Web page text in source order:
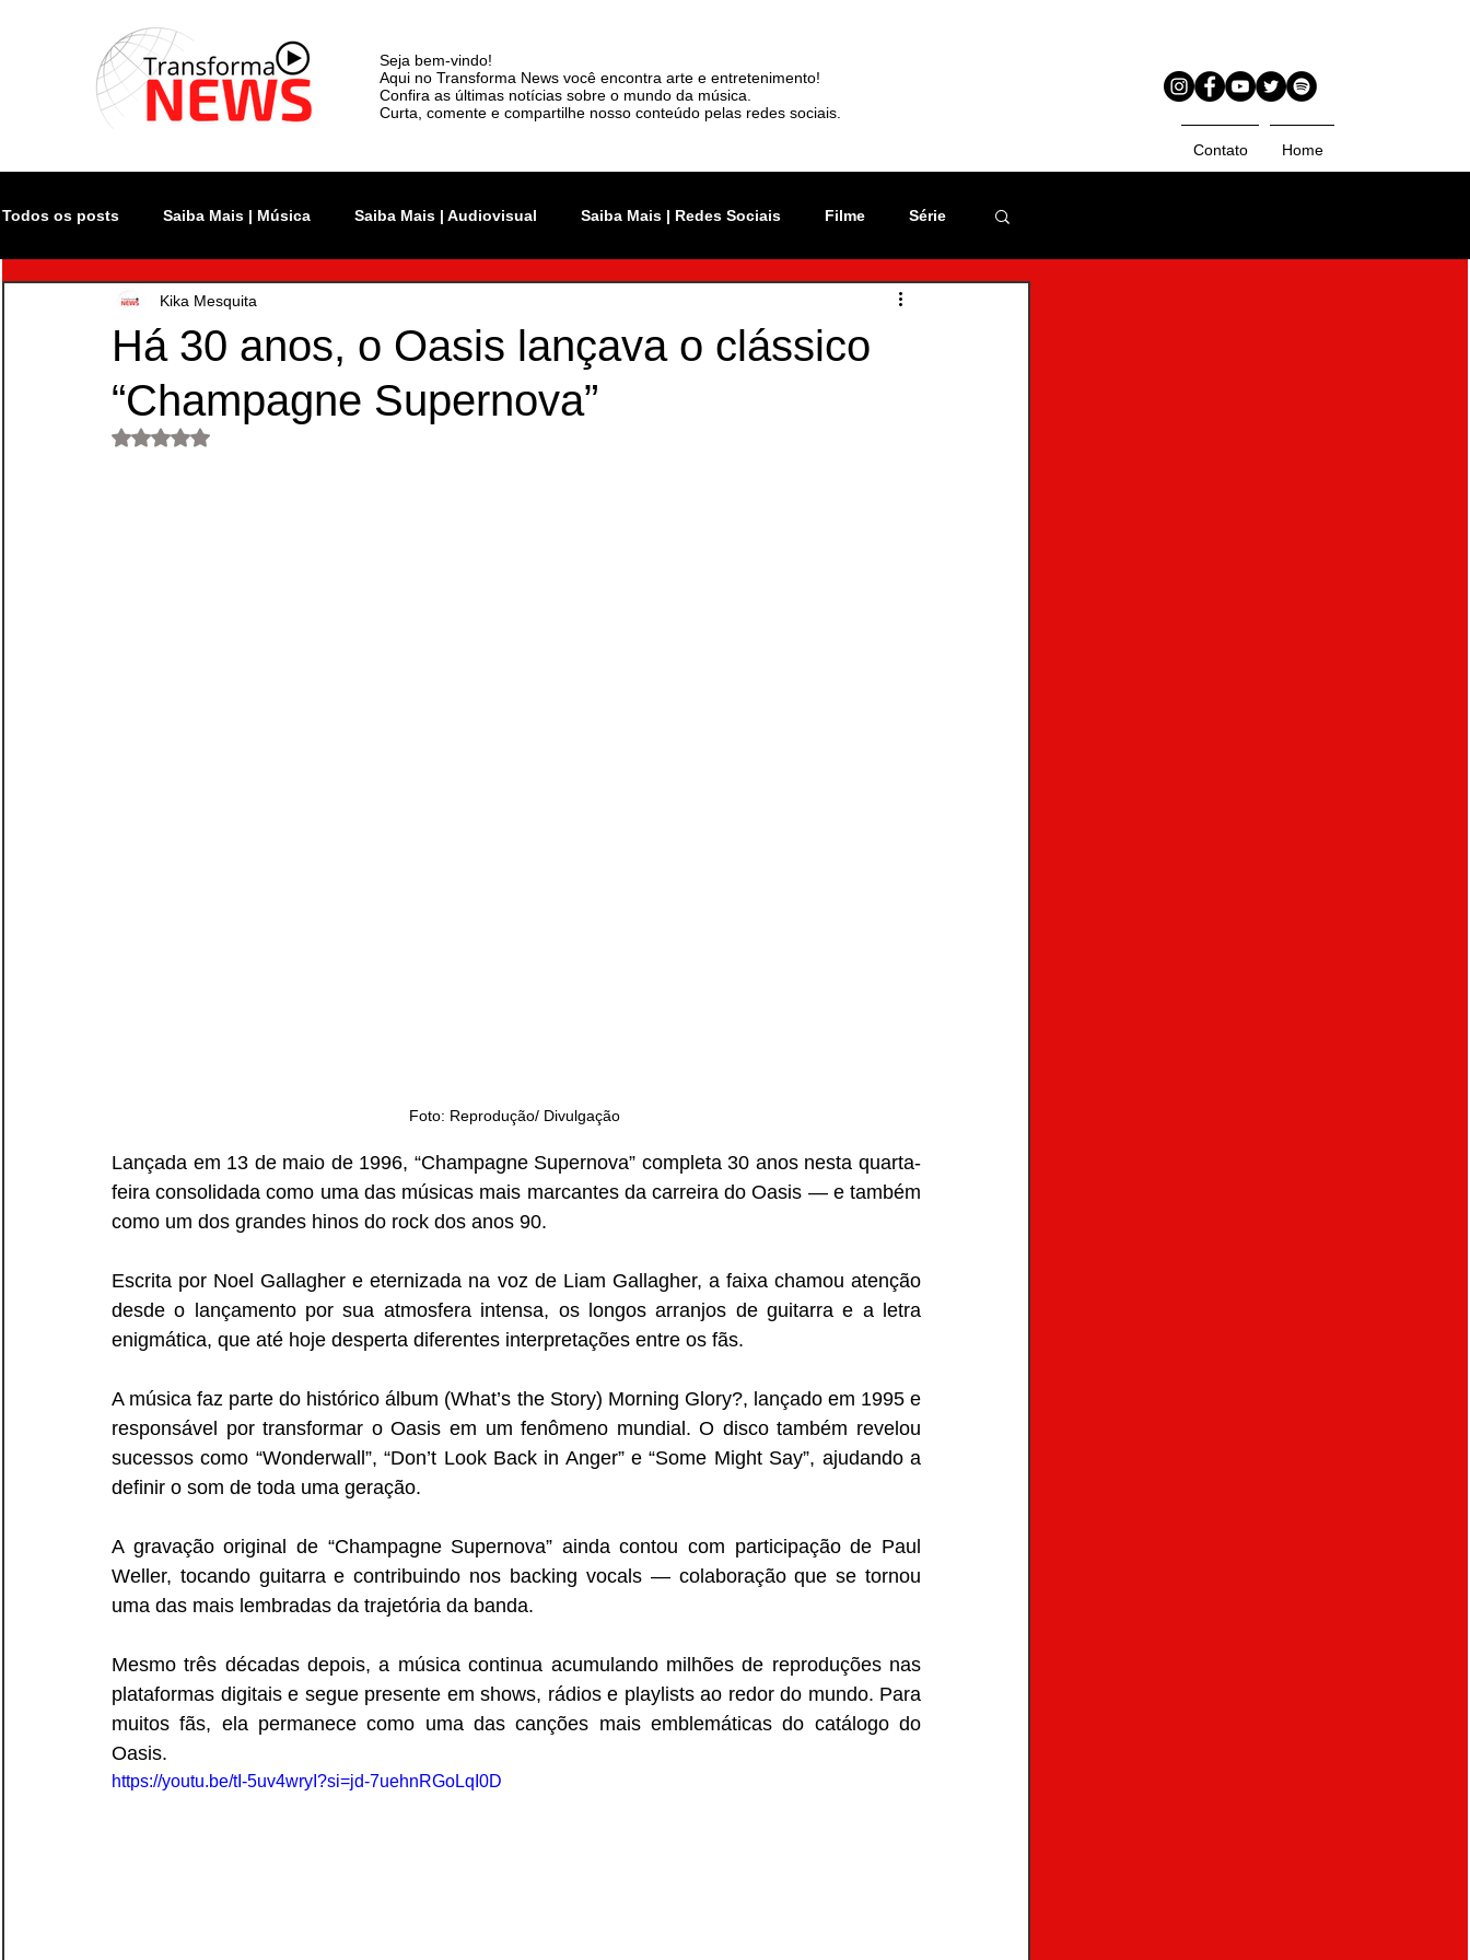
Seja bem-vindo!
Aqui no Transforma News você encontra arte e entretenimento!
Confira as últimas notícias sobre o mundo da música.
Curta, comente e compartilhe nosso conteúdo pelas redes sociais.
Contato Home
Todos os posts Saiba Mais | Música Saiba Mais | Audiovisual Saiba Mais | Redes Sociais Filme Série
Atualidade Rock In Rio
Monsters of Rock SP The Town Lollapalooza Brasil News
Há 30 anos, o Oasis lançava o clássico
“Champagne Supernova”
Kika Mesquita
Avaliado com NaN de 5 estrelas.
Foto: Reprodução/ Divulgação
Lançada em 13 de maio de 1996, “Champagne Supernova” completa 30 anos nesta quarta-
feira consolidada como uma das músicas mais marcantes da carreira do Oasis — e também
como um dos grandes hinos do rock dos anos 90.
Escrita por Noel Gallagher e eternizada na voz de Liam Gallagher, a faixa chamou atenção
desde o lançamento por sua atmosfera intensa, os longos arranjos de guitarra e a letra
enigmática, que até hoje desperta diferentes interpretações entre os fãs.
A música faz parte do histórico álbum (What’s the Story) Morning Glory?, lançado em 1995 e
responsável por transformar o Oasis em um fenômeno mundial. O disco também revelou
sucessos como “Wonderwall”, “Don’t Look Back in Anger” e “Some Might Say”, ajudando a
definir o som de toda uma geração.
A gravação original de “Champagne Supernova” ainda contou com participação de Paul
Weller, tocando guitarra e contribuindo nos backing vocals — colaboração que se tornou
uma das mais lembradas da trajetória da banda.
Mesmo três décadas depois, a música continua acumulando milhões de reproduções nas
plataformas digitais e segue presente em shows, rádios e playlists ao redor do mundo. Para
muitos fãs, ela permanece como uma das canções mais emblemáticas do catálogo do
Oasis.
https://youtu.be/tI-5uv4wryI?si=jd-7uehnRGoLqI0D